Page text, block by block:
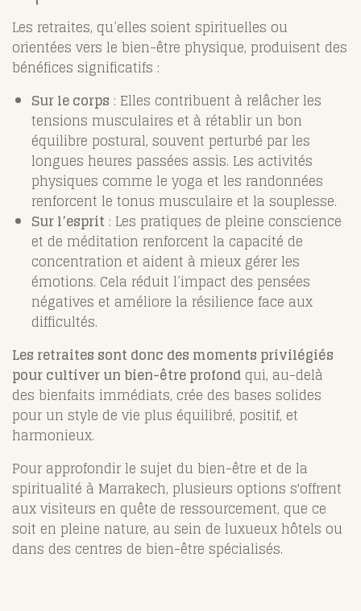
Les retraites, qu’elles soient spirituelles ou
orientées vers le bien-être physique, produisent des
bénéfices significatifs :
Sur le corps : Elles contribuent à relâcher les
tensions musculaires et à rétablir un bon
équilibre postural, souvent perturbé par les
longues heures passées assis. Les activités
physiques comme le yoga et les randonnées
renforcent le tonus musculaire et la souplesse.
Sur l’esprit : Les pratiques de pleine conscience
et de méditation renforcent la capacité de
concentration et aident à mieux gérer les
émotions. Cela réduit l’impact des pensées
négatives et améliore la résilience face aux
difficultés.
Les retraites sont donc des moments privilégiés
pour cultiver un bien-être profond qui, au-delà
des bienfaits immédiats, crée des bases solides
pour un style de vie plus équilibré, positif, et
harmonieux.
Pour approfondir le sujet du bien-être et de la
spiritualité à Marrakech, plusieurs options s'offrent
aux visiteurs en quête de ressourcement, que ce
soit en pleine nature, au sein de luxueux hôtels ou
dans des centres de bien-être spécialisés.